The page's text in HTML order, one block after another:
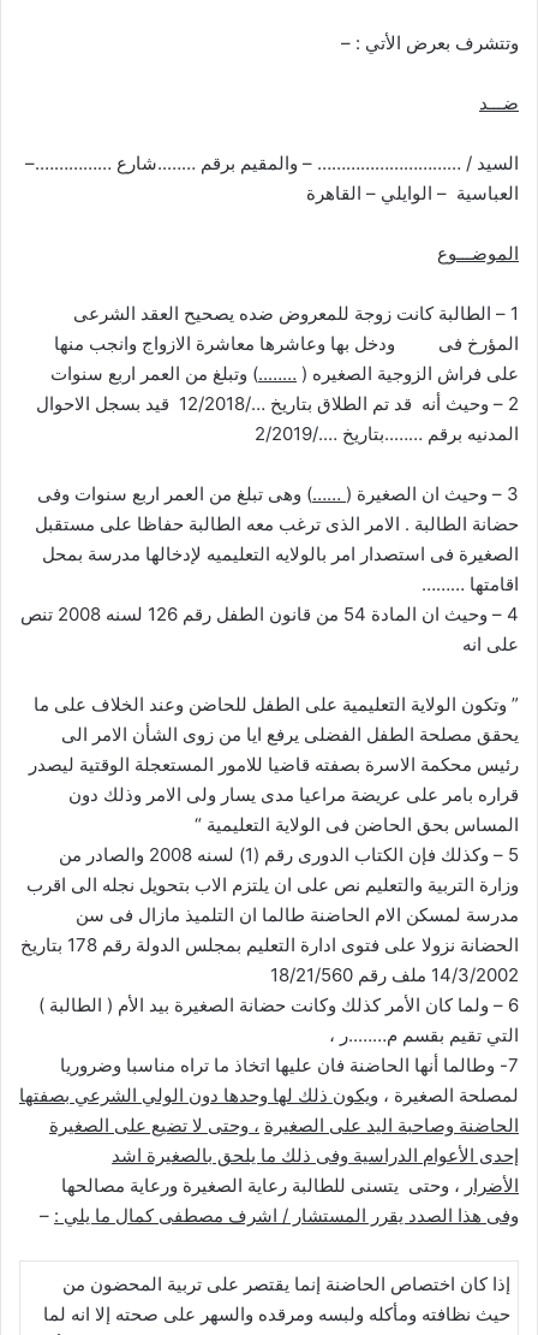
ر
وتتشرف بعرض الأتي : –
ضـــد
السيد / ………………………… – والمقيم برقم ……..شارع …………….–
العباسية – الوايلي – القاهرة
الموضـــوع
1 – الطالبة كانت زوجة للمعروض ضده يصحيح العقد الشرعى
المؤرخ فى ودخل بها وعاشرها معاشرة الازواج وانجب منها
على فراش الزوجية الصغيره ( ……..) وتبلغ من العمر اربع سنوات
2 – وحيث أنه قد تم الطلاق بتاريخ …/12/2018 قيد بسجل الاحوال
المدنيه برقم ……..بتاريخ …./2/2019
3 – وحيث ان الصغيرة ( ……) وهى تبلغ من العمر اربع سنوات وفى
حضانة الطالبة . الامر الذى ترغب معه الطالبة حفاظا على مستقبل
الصغيرة فى استصدار امر بالولايه التعليميه لإدخالها مدرسة بمحل
اقامتها ………
4 – وحيث ان المادة 54 من قانون الطفل رقم 126 لسنه 2008 تنص
على انه
” وتكون الولاية التعليمية على الطفل للحاضن وعند الخلاف على ما
يحقق مصلحة الطفل الفضلى يرفع ايا من زوى الشأن الامر الى
رئيس محكمة الاسرة بصفته قاضيا للامور المستعجلة الوقتية ليصدر
قراره بامر على عريضة مراعيا مدى يسار ولى الامر وذلك دون
المساس بحق الحاضن فى الولاية التعليمية “
5 – وكذلك فإن الكتاب الدورى رقم (1) لسنه 2008 والصادر من
وزارة التربية والتعليم نص على ان يلتزم الاب بتحويل نجله الى اقرب
مدرسة لمسكن الام الحاضنة طالما ان التلميذ مازال فى سن
الحضانة نزولا على فتوى ادارة التعليم بمجلس الدولة رقم 178 بتاريخ
14/3/2002 ملف رقم 18/21/560
6 – ولما كان الأمر كذلك وكانت حضانة الصغيرة بيد الأم ( الطالبة )
التي تقيم بقسم م……..ر ،
7- وطالما أنها الحاضنة فان عليها اتخاذ ما تراه مناسبا وضروريا
لمصلحة الصغيرة ، ويكون ذلك لها وحدها دون الولي الشرعي بصفتها
الحاضنة وصاحبة اليد على الصغيرة ، وحتى لا تضيع على الصغيرة
إحدى الأعوام الدراسية وفى ذلك ما يلحق بالصغيرة اشد
الأضرار ، وحتى يتسنى للطالبة رعاية الصغيرة ورعاية مصالحها
وفى هذا الصدد يقرر المستشار / اشرف مصطفى كمال ما يلي : –
إذا كان اختصاص الحاضنة إنما يقتصر على تربية المحضون من
حيث نظافته ومأكله ولبسه ومرقده والسهر على صحته إلا انه لما